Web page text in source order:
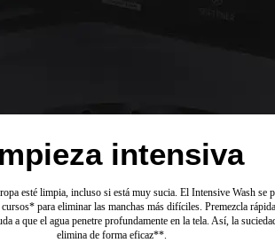
intensiva
esté limpia, incluso si está muy sucia. El Intensive Wash se
para eliminar las manchas más difíciles. Premezcla
a que el agua penetre profundamente en la tela. Así, la
elimina de forma eficaz**.